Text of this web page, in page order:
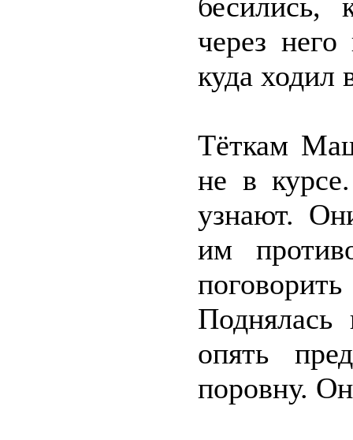
бесились,
через
куда ходил
Тёткам
не в
узнают.
им
опять
поровну.